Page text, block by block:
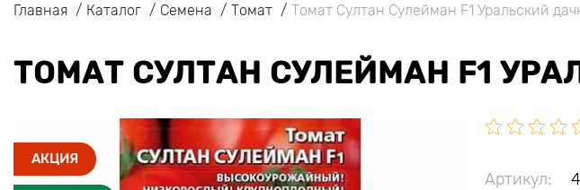
Главная Каталог Семена Томат Томат Султан Сулейман F1 Уральский
ТОМАТ СУЛТАН СУЛЕЙМАН F1
АКЦИЯ
Артикул: